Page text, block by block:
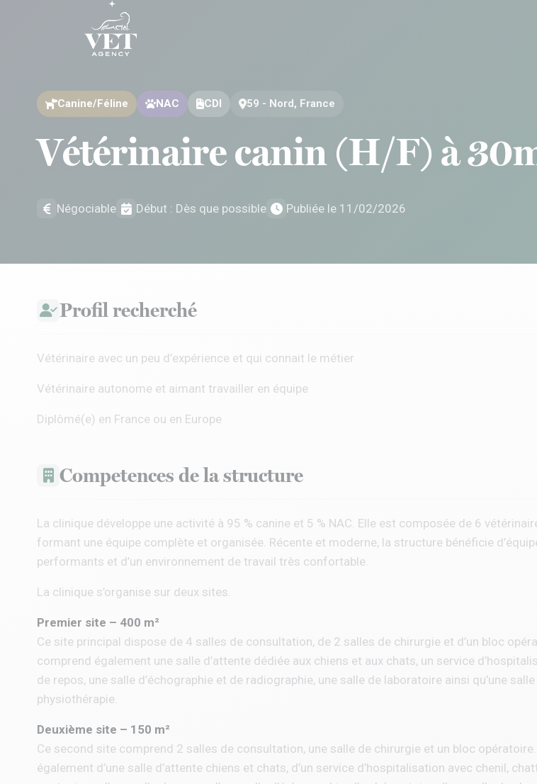
Canine/Féline NAC CDI 59 - Nord, France
Vétérinaire canin (H/F) à
Négociable Début : Dès que possible Publiée le 11/02/2026
Profil recherché
Vétérinaire avec un peu d’expérience et qui connait le métier
Vétérinaire autonome et aimant travailler en équipe
Diplômé(e) en France ou en Europe
Competences de la structure
La clinique développe une activité à 95 % canine et 5 % NAC. Elle est composée de 6
formant une équipe complète et organisée. Récente et moderne, la structure bénéficie
performants et d’un environnement de travail très confortable.
La clinique s’organise sur deux sites.
Premier site – 400 m²
Ce site principal dispose de 4 salles de consultation, de 2 salles de chirurgie et d’un bloc
comprend également une salle d’attente dédiée aux chiens et aux chats, un service
de repos, une salle d’échographie et de radiographie, une salle de laboratoire ainsi qu’une salle
physiothérapie.
Deuxième site – 150 m²
Ce second site comprend 2 salles de consultation, une salle de chirurgie et un bloc
également d’une salle d’attente chiens et chats, d’un service d’hospitalisation avec chenil,